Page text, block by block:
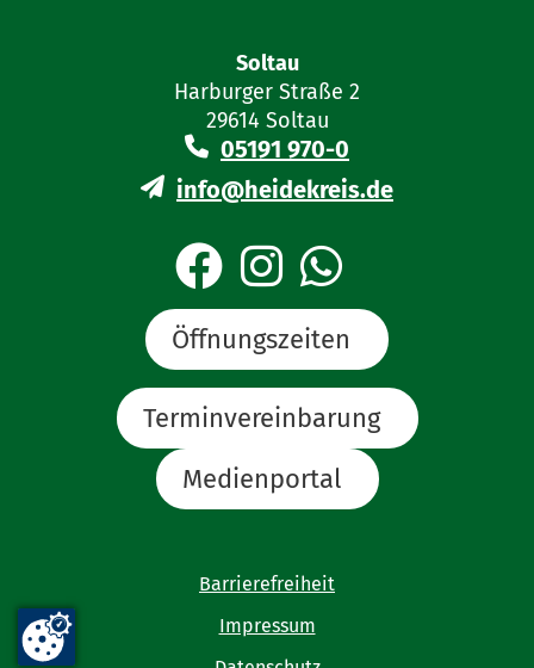
Soltau
Harburger Straße 2
29614 Soltau
05191 970-0
info@heidekreis.de
Öffnungszeiten
Terminvereinbarung
Medienportal
Barrierefreiheit
Impressum